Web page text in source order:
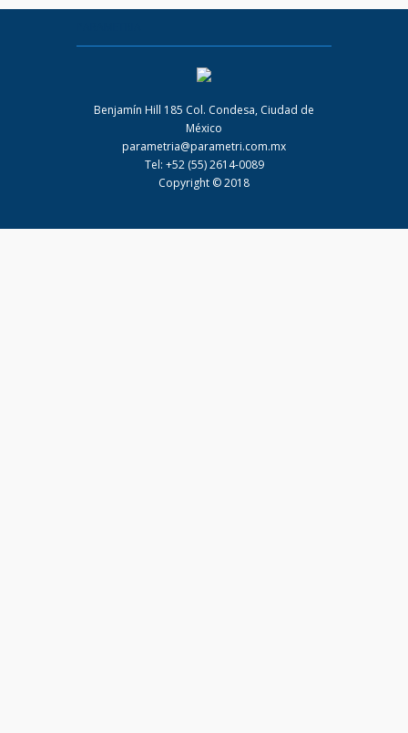
Benjamín Hill 185 Col. Condesa, Ciudad de
México
parametria@parametri.com.mx
Tel: +52 (55) 2614-0089
Copyright © 2018